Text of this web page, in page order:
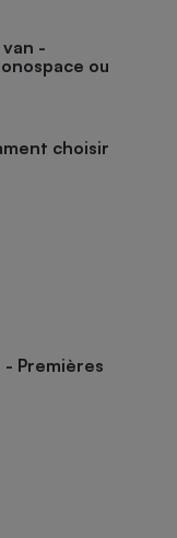
-
ou
choisir
Premières